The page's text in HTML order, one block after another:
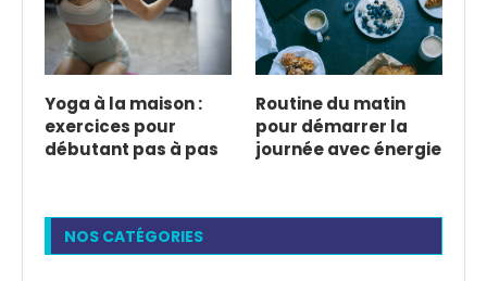
Yoga à la maison :
exercices pour
débutant pas à pas
Routine du matin
pour démarrer la
journée avec énergie
NOS CATÉGORIES